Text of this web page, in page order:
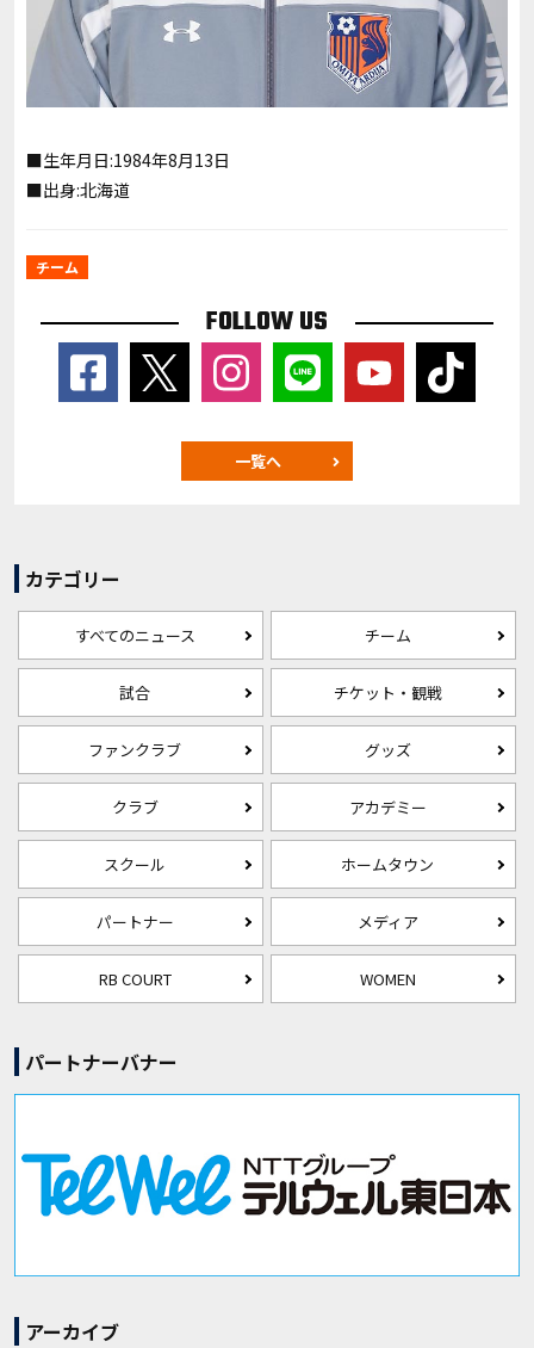
■生年月日:1984年8月13日
■出身:北海道
チーム
FOLLOW US
一覧へ
カテゴリー
すべてのニュース チーム
試合 チケット・観戦
ファンクラブ グッズ
クラブ アカデミー
スクール ホームタウン
パートナー メディア
RB COURT WOMEN
パートナーバナー
アーカイブ